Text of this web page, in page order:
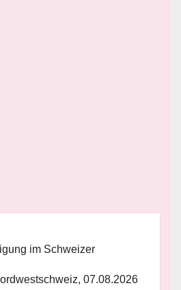
im Schweizer
07.08.2026